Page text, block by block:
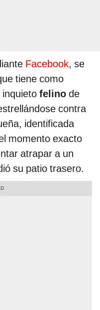
Facebook, se
tiene como
felino de
contra
identificada
momento exacto
atrapar a un
su patio trasero.